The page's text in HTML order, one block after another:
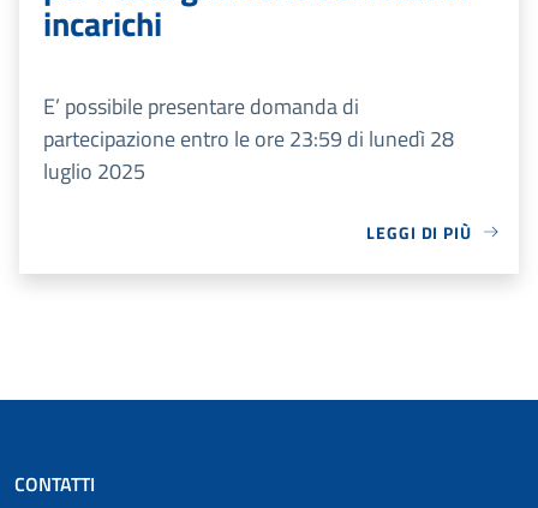
incarichi
E’ possibile presentare domanda di
partecipazione entro le ore 23:59 di lunedì 28
luglio 2025
LEGGI DI PIÙ
CONTATTI